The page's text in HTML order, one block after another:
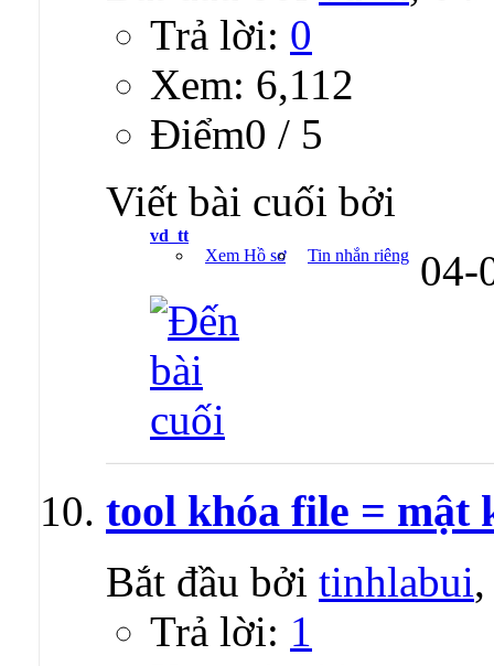
Trả lời: 0
Xem: 6,112
Ðiểm0 / 5
Viết bài cuối bởi
vd_tt
Xem Hồ sơ
Tin nhắn riêng 04-
tool khóa file = mật
Bắt đầu bởi tinhlabui
Trả lời: 1